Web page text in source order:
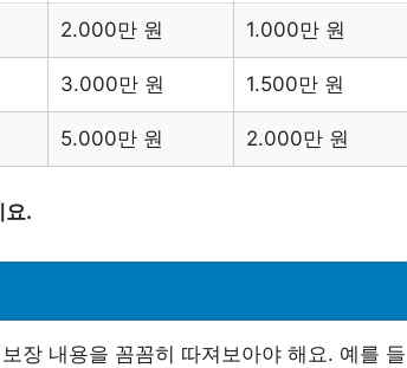
2.000만 원 1.000만 원
3.000만 원 1.500만 원
5.000만 원 2.000만 원
요.
장 내용을 꼼꼼히 따져보아야 해요. 예를 들